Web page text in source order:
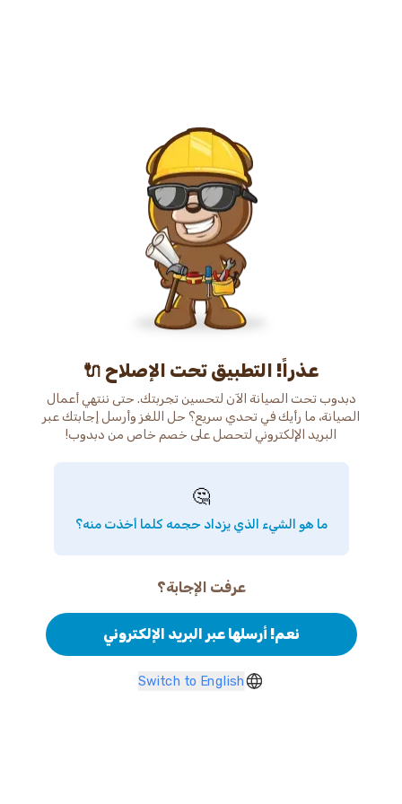
عذراً! التطبيق تحت الإصلاح 🔌
دبدوب تحت الصيانة الآن لتحسين تجربتك. حتى ننتهي أعمال
الصيانة، ما رأيك في تحدي سريع؟ حل اللغز وأرسل إجابتك عبر
البريد الإلكتروني لتحصل على خصم خاص من دبدوب!
🤔
ما هو الشيء الذي يزداد حجمه كلما أخذت منه؟
عرفت الإجابة؟
نعم! أرسلها عبر البريد الإلكتروني
Switch to English